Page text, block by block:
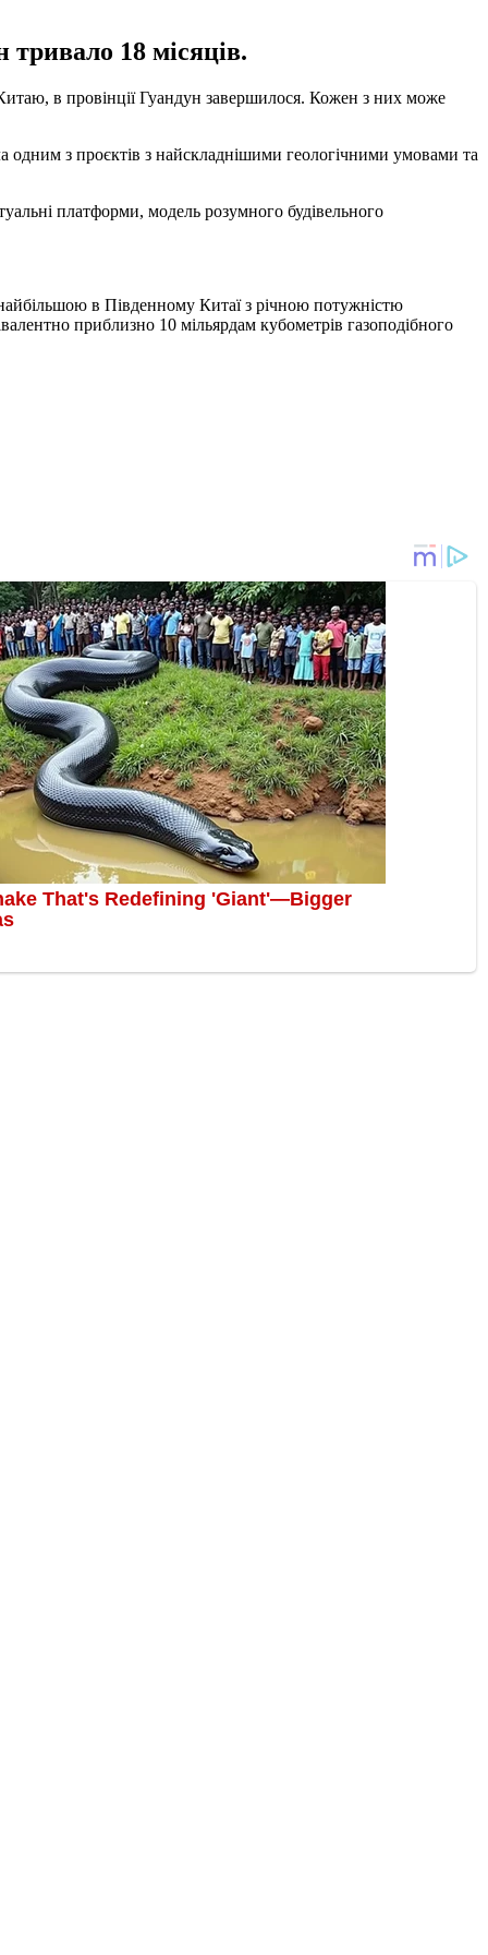
тривало 18 місяців.
в провінції Гуандун завершилося. Кожен з них може
одним з проєктів з найскладнішими геологічними умовами та
платформи, модель розумного будівельного
в Південному Китаї з річною потужністю
приблизно 10 мільярдам кубометрів газоподібного